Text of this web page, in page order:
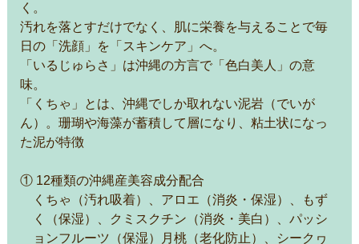
く。
汚れを落とすだけでなく、肌に栄養を与えることで毎
日の「洗顔」を「スキンケア」へ。
「いるじゅらさ」は沖縄の方言で「色白美人」の意
味。
「くちゃ」とは、沖縄でしか取れない泥岩（でいが
ん）。珊瑚や海藻が蓄積して層になり、粘土状になっ
た泥が特徴
① 12種類の沖縄産美容成分配合
くちゃ（汚れ吸着）、アロエ（消炎・保湿）、もず
く（保湿）、クミスクチン（消炎・美白）、パッシ
ョンフルーツ（保湿）月桃（老化防止）、シークヮ